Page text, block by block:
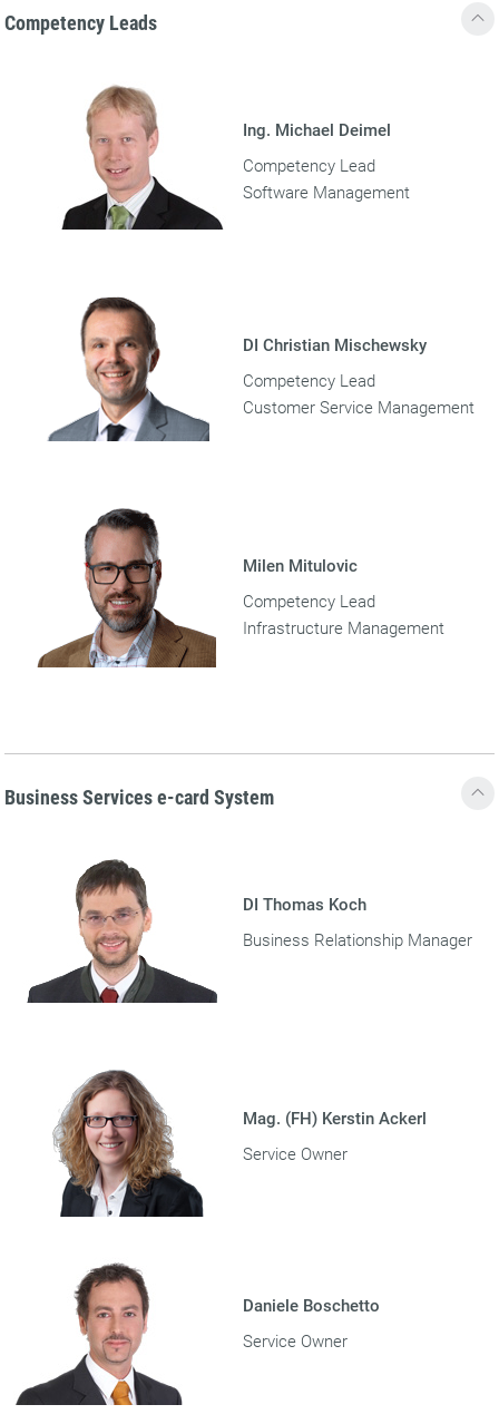
Competency Leads
Ing. Michael Deimel
Competency Lead
Software Management
DI Christian Mischewsky
Competency Lead
Customer Service Management
Milen Mitulovic
Competency Lead
Infrastructure Management
Business Services e-card System
DI Thomas Koch
Business Relationship Manager
Mag. (FH) Kerstin Ackerl
Service Owner
Daniele Boschetto
Service Owner